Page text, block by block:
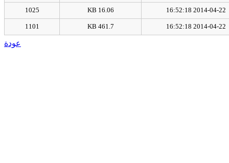
2014-04-22 16:52:18
16.06 KB
1025
2014-04-22 16:52:18
461.7 KB
1101
عودة